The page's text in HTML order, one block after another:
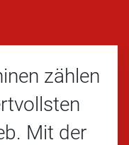
zählen
Mit der